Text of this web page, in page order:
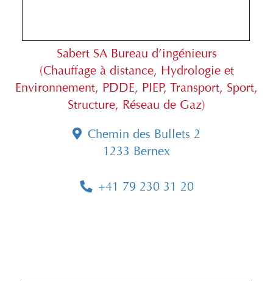
Sabert SA Bureau d’ingénieurs
(Chauffage à distance, Hydrologie et
Environnement, PDDE, PIEP, Transport, Sport,
Structure, Réseau de Gaz)
Chemin des Bullets 2
1233 Bernex
+41 79 230 31 20